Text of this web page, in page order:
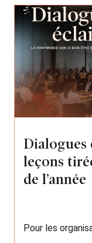
Dialogues
leçons
de l’année
Pour les